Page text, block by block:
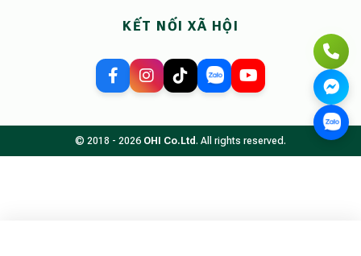
KẾT NỐI XÃ HỘI
© 2018 - 2026 OHI Co.Ltd. All rights reserved.